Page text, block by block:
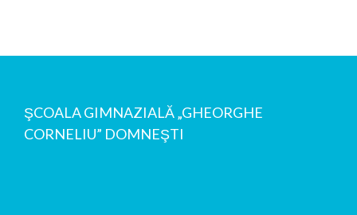
ŞCOALA GIMNAZIALĂ „GHEORGHE
CORNELIU” DOMNEŞTI